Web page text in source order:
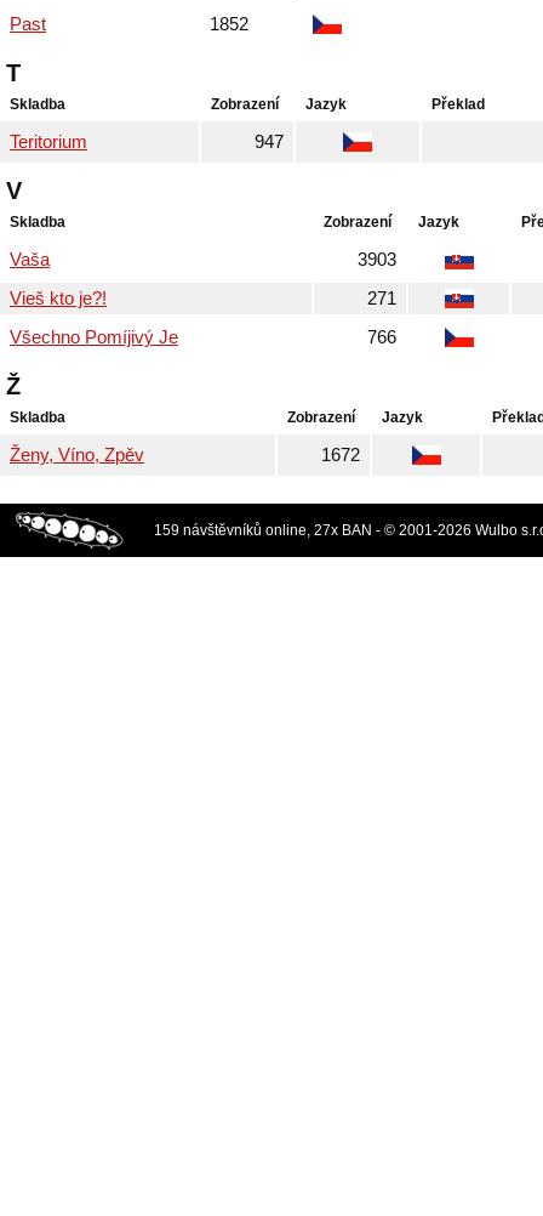
Past 1852
T
Skladba Zobrazení Jazyk Překlad
Teritorium 947
V
Skladba Zobrazení Jazyk
Vaša
3903
Vieš kto je?!
271
Všechno Pomíjivý Je
766
Ž
Skladba Zobrazení Jazyk
Ženy, Víno, Zpěv 1672
159 návštěvníků online, 27x BAN - © 2001-2026 Wulbo